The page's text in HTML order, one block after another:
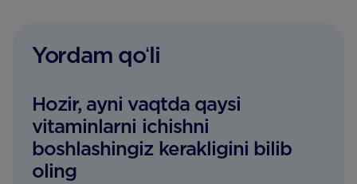
Yordam qoʻli
Hozir, ayni vaqtda qaysi
vitaminlarni ichishni
boshlashingiz kerakligini bilib
oling